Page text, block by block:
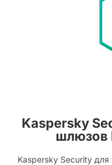
Kaspersky
шлюзов
Kaspersky Security